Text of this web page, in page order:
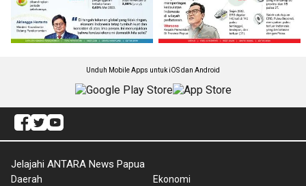
Unduh Mobile Apps untuk iOS dan Android
Jelajahi ANTARA News Papua
Daerah
Ekonomi